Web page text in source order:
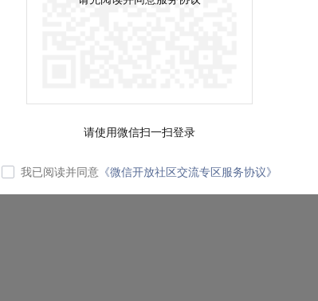
请使用微信扫一扫登录
我已阅读并同意 《微信开放社区交流专区服务协议》